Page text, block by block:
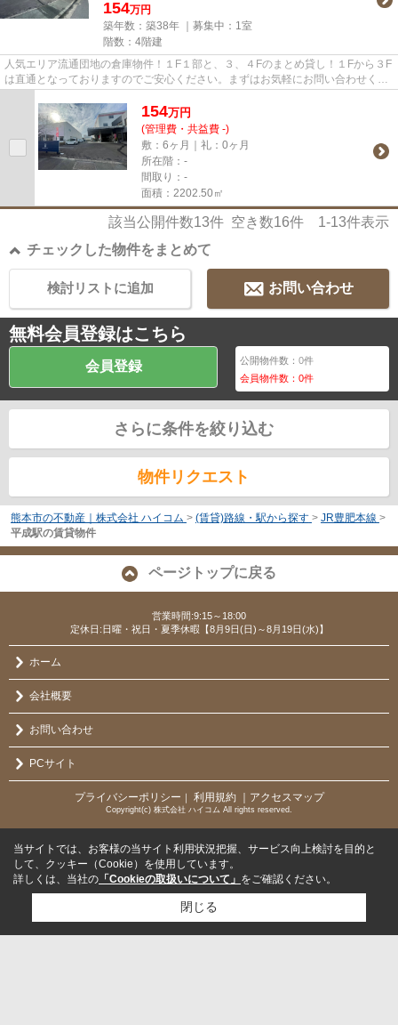
154万円
築年数：築38年 ｜募集中： 1室
階数：4階建
人気エリア流通団地の倉庫物件！１F１部と、３、４Fのまとめ貸し！１Fから３F
は直通となっておりますのでご安心ください。まずはお気軽にお問い合わせくだ
154万円
(管理費・共益費 -)
敷：6ヶ月｜礼：0ヶ月
所在階：-
間取り：-
面積：2202.50㎡
該当公開件数13件 空き数16件 1-13件表示
チェックした物件をまとめて
お問い合わせ
検討リストに追加
無料会員登録はこちら
会員登録 公開物件数：0件
会員物件数：0件
さらに条件を絞り込む
物件リクエスト
熊本市の不動産｜株式会社 ハイコム > (賃貸)路線・駅から探す > JR豊肥本線 >
平成駅の賃貸物件
ページトップに戻る
営業時間:9:15～18:00
定休日:日曜・祝日・夏季休暇【8月9日(日)～8月19日(水)】
ホーム
会社概要
お問い合わせ
PCサイト
プライバシーポリシー ｜ 利用規約 ｜アクセスマップ
Copyright(c) 株式会社 ハイコム All rights reserved.
当サイトでは、お客様の当サイト利用状況把握、サービス向上検討を目的と
して、クッキー（Cookie）を使用しています。
詳しくは、当社の 「Cookieの取扱いについて」 をご確認ください。
閉じる